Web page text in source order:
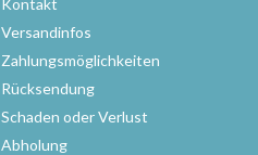
Kontakt
Versandinfos
Zahlungsmöglichkeiten
Rücksendung
Schaden oder Verlust
Abholung